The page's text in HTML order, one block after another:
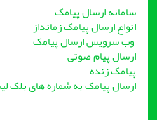
سامانه ارسال پیامک
انواع ارسال پیامک زمانداز
وب سرویس ارسال پیامک
ارسال پیام صوتی
پیامک زنده
ارسال پیامک به شماره های بلک